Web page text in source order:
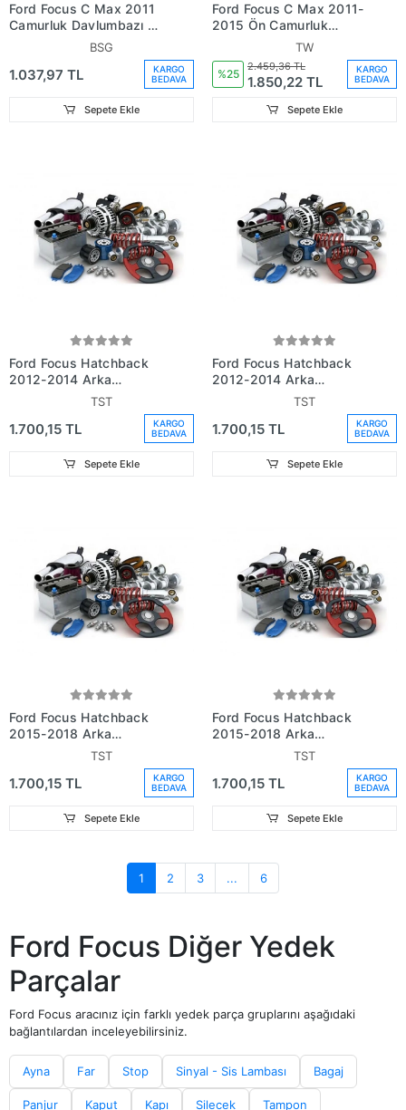
Ford Focus C Max 2011
Çamurluk Davlumbazı Ön
Sağ Am51 R16114 Bf Ag
No:Am51R16114Bg)
BSG
1.037,97 TL
KARGO
BEDAVA
Sepete Ekle
Ford Focus C Max 2011-
2015 Ön Çamurluk
Davlumbazı Sol (Tyg)
(Adet) (Oem
No:Dm5Z16103A)
TW
%25
2.459,36 TL
1.850,22 TL
KARGO
BEDAVA
Sepete Ekle
Ford Focus Hatchback
2012-2014 Arka
Çamurluk Davlumbazı
TST
1.700,15 TL
KARGO
BEDAVA
Sepete Ekle
Ford Focus Hatchback
2012-2014 Arka
Çamurluk Davlumbazı Sol
TST
1.700,15 TL
KARGO
BEDAVA
Sepete Ekle
Ford Focus Hatchback
2015-2018 Arka
Çamurluk Davlumbazı
TST
1.700,15 TL
KARGO
BEDAVA
Sepete Ekle
Ford Focus Hatchback
2015-2018 Arka
Çamurluk Davlumbazı Sol
TST
1.700,15 TL
KARGO
BEDAVA
Sepete Ekle
1 2 3 ... 6
Ford Focus Diğer Yedek
Parçalar
Ford Focus aracınız için farklı yedek parça gruplarını aşağıdaki
bağlantılardan inceleyebilirsiniz.
Ayna Far Stop Sinyal - Sis Lambası Bagaj
Panjur Kaput Kapı Silecek Tampon